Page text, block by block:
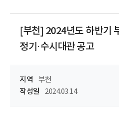
[부천] 2024년도 하반기
정기·수시대관 공고
지역 부천
작성일
2024.03.14